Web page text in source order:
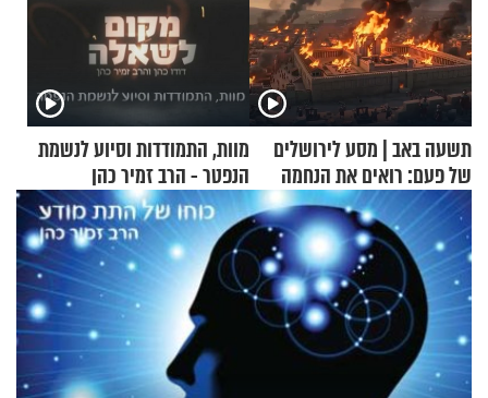
תשעה באב | מסע לירושלים
של פעם: רואים את הנחמה
מוות, התמודדות וסיוע לנשמת
הנפטר - הרב זמיר כהן